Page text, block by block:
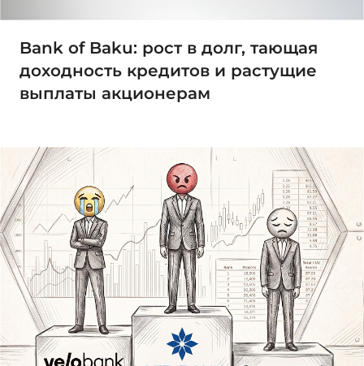
Bank of Baku: рост в долг, тающая
доходность кредитов и растущие
выплаты акционерам